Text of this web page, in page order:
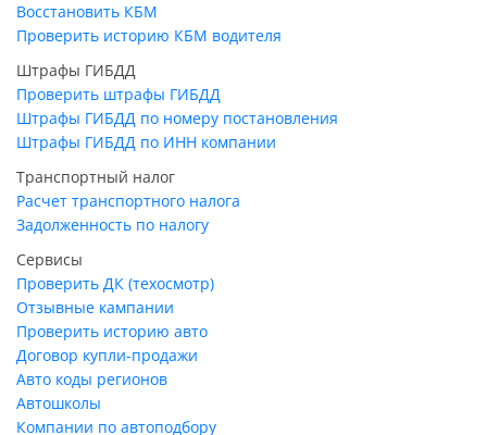
Восстановить КБМ
Проверить историю КБМ водителя
Штрафы ГИБДД
Проверить штрафы ГИБДД
Штрафы ГИБДД по номеру постановления
Штрафы ГИБДД по ИНН компании
Транспортный налог
Расчет транспортного налога
Задолженность по налогу
Сервисы
Проверить ДК (техосмотр)
Отзывные кампании
Проверить историю авто
Договор купли-продажи
Авто коды регионов
Автошколы
Компании по автоподбору